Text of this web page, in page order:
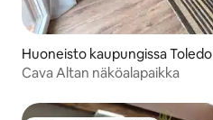
Huoneisto kaupungissa Toledo
Cava Altan näköalapaikka